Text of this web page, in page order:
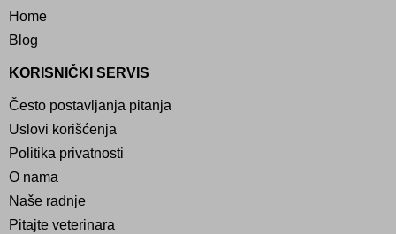
Home
Blog
KORISNIČKI SERVIS
Često postavljanja pitanja
Uslovi korišćenja
Politika privatnosti
O nama
Naše radnje
Pitajte veterinara